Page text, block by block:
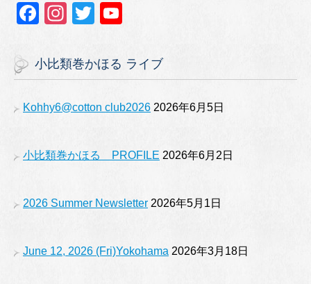
F
c
e
b
o
k
In
a
gr
a
T
tt
er
u
T
u
e
小比類巻かほる ライブ
Kohhy6@cotton club2026 2026年6月5日
小比類巻かほる PROFILE 2026年6月2日
2026 Summer Newsletter 2026年5月1日
June 12, 2026 (Fri)Yokohama 2026年3月18日